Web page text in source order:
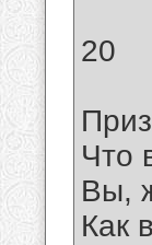
20
Что
Вы,
Как